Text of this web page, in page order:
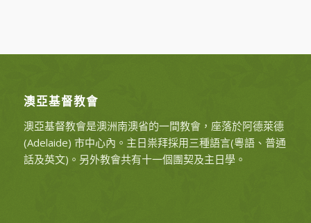
澳亞基督教會
澳亞基督教會是澳洲南澳省的一間教會，座落於阿德萊德
(Adelaide) 市中心內。主日祟拜採用三種語言(粵語、普通
話及英文)。另外教會共有十一個團契及主日學。